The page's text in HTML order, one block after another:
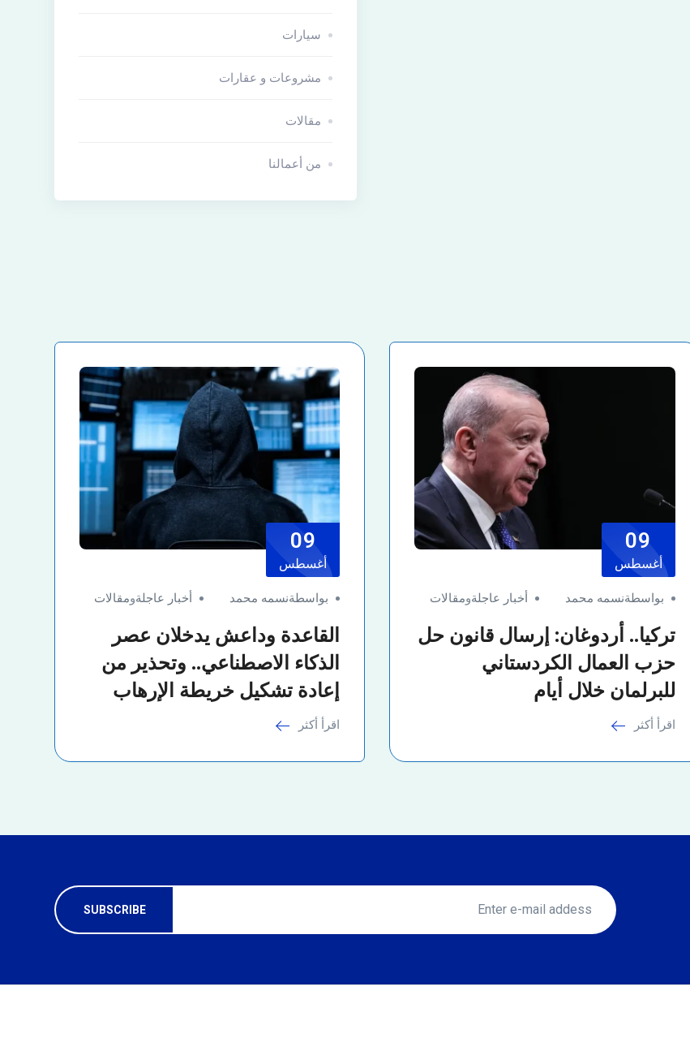
سيارات
مشروعات و عقارات
مقالات
من أعمالنا
09
أغسطس
بواسطةنسمه محمد أخبار عاجلةومقالات
تركيا.. أردوغان: إرسال قانون حل
حزب العمال الكردستاني
للبرلمان خلال أيام
اقرأ أكثر
09
أغسطس
بواسطةنسمه محمد أخبار عاجلةومقالات
القاعدة وداعش يدخلان عصر
الذكاء الاصطناعي.. وتحذير من
إعادة تشكيل خريطة الإرهاب
اقرأ أكثر